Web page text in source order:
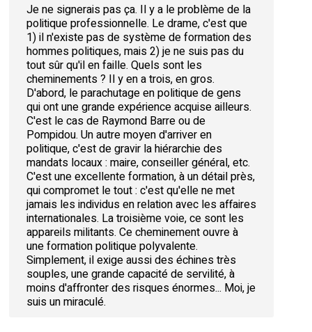
Je ne signerais pas ça. Il y a le problème de la
politique professionnelle. Le drame, c'est que
1) il n'existe pas de système de formation des
hommes politiques, mais 2) je ne suis pas du
tout sûr qu'il en faille. Quels sont les
cheminements ? Il y en a trois, en gros.
D'abord, le parachutage en politique de gens
qui ont une grande expérience acquise ailleurs.
C'est le cas de Raymond Barre ou de
Pompidou. Un autre moyen d'arriver en
politique, c'est de gravir la hiérarchie des
mandats locaux : maire, conseiller général, etc.
C'est une excellente formation, à un détail près,
qui compromet le tout : c'est qu'elle ne met
jamais les individus en relation avec les affaires
internationales. La troisième voie, ce sont les
appareils militants. Ce cheminement ouvre à
une formation politique polyvalente.
Simplement, il exige aussi des échines très
souples, une grande capacité de servilité, à
moins d'affronter des risques énormes... Moi, je
suis un miraculé.